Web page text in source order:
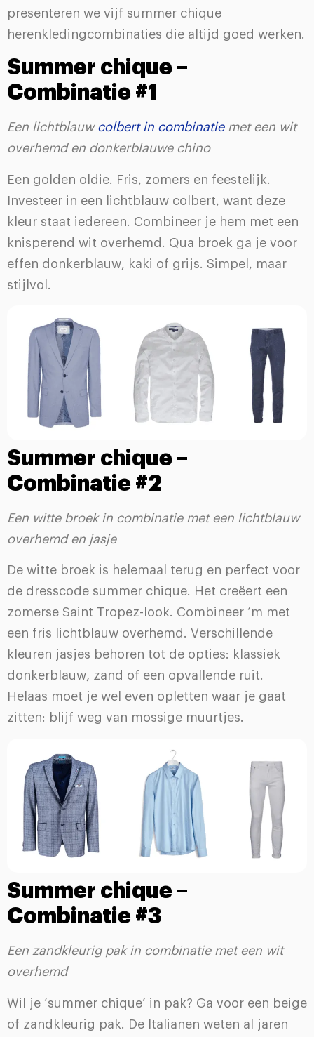
presenteren we vijf summer chique
herenkledingcombinaties die altijd goed werken.
Summer chique –
Combinatie #1
Een lichtblauw colbert in combinatiemet een wit
overhemd en donkerblauwe chino
Een golden oldie. Fris, zomers en feestelijk.
Investeer in een lichtblauw colbert, want deze
kleur staat iedereen. Combineer je hem met een
knisperend wit overhemd. Qua broek ga je voor
effen donkerblauw, kaki of grijs. Simpel, maar
stijlvol.
Summer chique –
Combinatie #2
Een witte broek in combinatie met een lichtblauw
overhemd en jasje
De witte broek is helemaal terug en perfect voor
de dresscode summer chique. Het creëert een
zomerse Saint Tropez-look. Combineer ‘m met
een fris lichtblauw overhemd. Verschillende
kleuren jasjes behoren tot de opties: klassiek
donkerblauw, zand of een opvallende ruit.
Helaas moet je wel even opletten waar je gaat
zitten: blijf weg van mossige muurtjes.
Summer chique –
Combinatie #3
Een zandkleurig pak in combinatie met een wit
overhemd
Wil je ‘summer chique’ in pak? Ga voor een beige
of zandkleurig pak. De
Italianen weten al jaren